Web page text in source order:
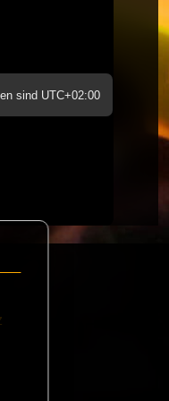
sind UTC+02:00